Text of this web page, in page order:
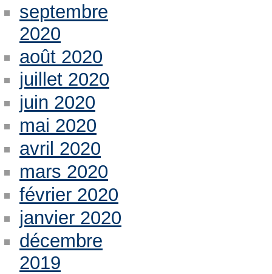
septembre
2020
août 2020
juillet 2020
juin 2020
mai 2020
avril 2020
mars 2020
février 2020
janvier 2020
décembre
2019